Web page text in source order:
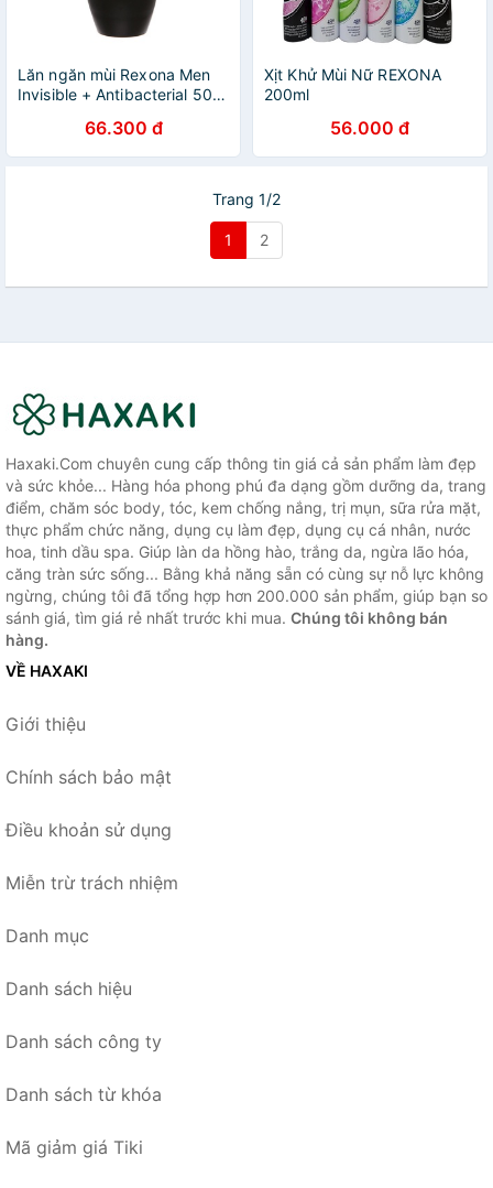
Lăn ngăn mùi Rexona Men
Invisible + Antibacterial 50ml
66.300 đ
Xịt Khử Mùi Nữ REXONA
200ml
56.000 đ
Trang 1/2
1 2
Haxaki.Com chuyên cung cấp thông tin giá cả sản phẩm làm đẹp
và sức khỏe... Hàng hóa phong phú đa dạng gồm dưỡng da, trang
điểm, chăm sóc body, tóc, kem chống nắng, trị mụn, sữa rửa mặt,
thực phẩm chức năng, dụng cụ làm đẹp, dụng cụ cá nhân, nước
hoa, tinh dầu spa. Giúp làn da hồng hào, trắng da, ngừa lão hóa,
căng tràn sức sống... Bằng khả năng sẵn có cùng sự nỗ lực không
ngừng, chúng tôi đã tổng hợp hơn 200.000 sản phẩm, giúp bạn so
sánh giá, tìm giá rẻ nhất trước khi mua. Chúng tôi không bán
hàng.
VỀ HAXAKI
Giới thiệu
Chính sách bảo mật
Điều khoản sử dụng
Miễn trừ trách nhiệm
Danh mục
Danh sách hiệu
Danh sách công ty
Danh sách từ khóa
Mã giảm giá Tiki